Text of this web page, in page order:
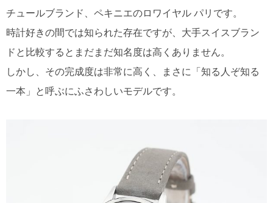
チュールブランド、ペキニエのロワイヤル パリです。
時計好きの間では知られた存在ですが、大手スイスブラン
ドと比較するとまだまだ知名度は高くありません。
しかし、その完成度は非常に高く、まさに「知る人ぞ知る
一本」と呼ぶにふさわしいモデルです。